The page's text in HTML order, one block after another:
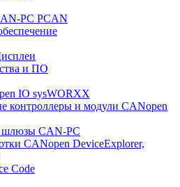
PC PCAN
и ПО
IO sysWORXX
контроллеры и модули CANopen
CAN-PC
CANopen DeviceExplorer,
Code